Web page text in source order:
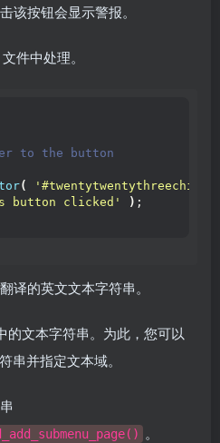
该按钮会显示警报。
件中处理。
to the button
(
button clicked' ) ;
译的英文文本字符串。
的文本字符串。为此，您可以
串并指定文本域。
。